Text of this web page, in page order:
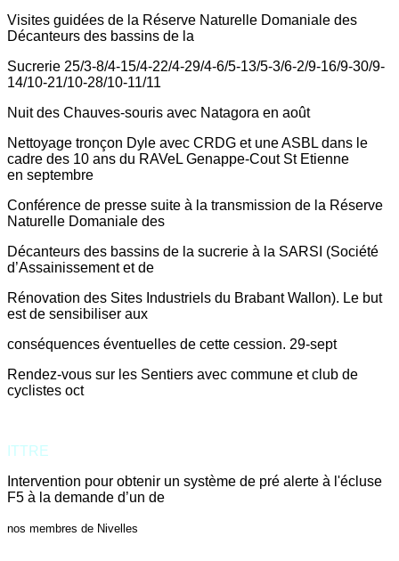
Visites guidées de la Réserve Naturelle Domaniale des
Décanteurs des bassins de la
Sucrerie 25/3-8/4-15/4-22/4-29/4-6/5-13/5-3/6-2/9-16/9-30/9-
14/10-21/10-28/10-11/11
Nuit des Chauves-souris avec Natagora en août
Nettoyage tronçon Dyle avec CRDG et une ASBL dans le
cadre des 10 ans du RAVeL Genappe-Cout St Etienne
en septembre
Conférence de presse suite à la transmission de la Réserve
Naturelle Domaniale des
Décanteurs des bassins de la sucrerie à la SARSI (Société
d’Assainissement et de
Rénovation des Sites Industriels du Brabant Wallon). Le but
est de sensibiliser aux
conséquences éventuelles de cette cession. 29-sept
Rendez-vous sur les Sentiers avec commune et club de
cyclistes oct
ITTRE
Intervention pour obtenir un système de pré alerte à l'écluse
F5 à la demande d’un de
nos membres de Nivelles